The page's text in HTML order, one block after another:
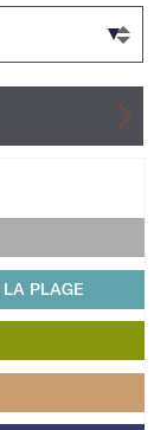
LA PLAGE